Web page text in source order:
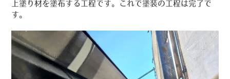
上塗り材を塗布する工程です。これで塗装の工程は完了で
す。